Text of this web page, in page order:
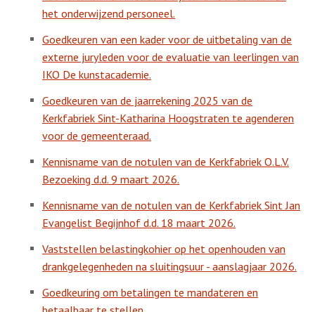
het onderwijzend personeel.
Goedkeuren van een kader voor de uitbetaling van de
externe juryleden voor de evaluatie van leerlingen van
IKO De kunstacademie.
Goedkeuren van de jaarrekening 2025 van de
Kerkfabriek Sint-Katharina Hoogstraten te agenderen
voor de gemeenteraad.
Kennisname van de notulen van de Kerkfabriek O.L.V.
Bezoeking d.d. 9 maart 2026.
Kennisname van de notulen van de Kerkfabriek Sint Jan
Evangelist Begijnhof d.d. 18 maart 2026.
Vaststellen belastingkohier op het openhouden van
drankgelegenheden na sluitingsuur - aanslagjaar 2026.
Goedkeuring om betalingen te mandateren en